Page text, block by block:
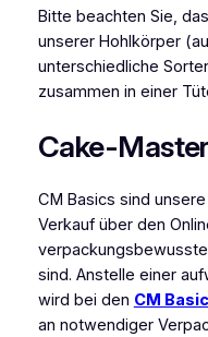
r
t
b
i
t
r
M
e
n
g
e
Bitte beachten Sie,
unserer Hohlkörper
unterschiedliche
zusammen in einer
Cake-
CM Basics sind
Verkauf über den
sind. Anstelle einer
wird bei den CM
an notwendiger